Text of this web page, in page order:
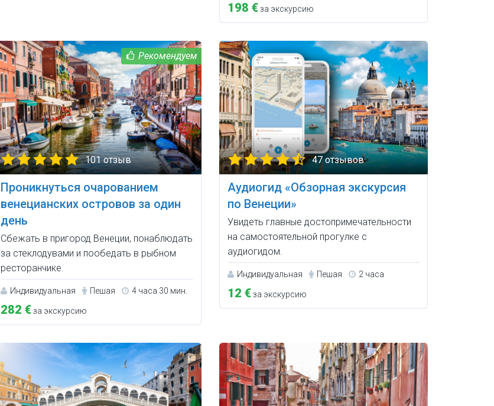
198 €за экскурсию
101 отзыв
Проникнуться очарованием
венецианских островов за один
день
Сбежать в пригород Венеции, понаблюдать
за стеклодувами и пообедать в рыбном
ресторанчике.
Индивидуальная Пешая 4 часа 30 мин.
282 €за экскурсию
47 отзывов
Аудиогид «Обзорная экскурсия
по Венеции»
Увидеть главные достопримечательности
на самостоятельной прогулке с
аудиогидом.
Индивидуальная Пешая 2 часа
12 €за экскурсию